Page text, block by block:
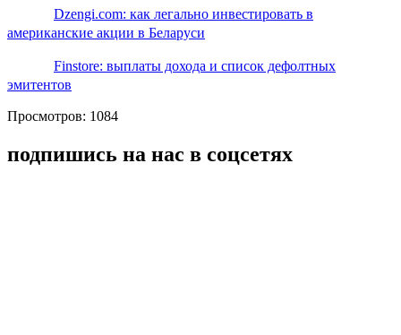
Dzengi.com: как легально инвестировать в
американские акции в Беларуси
Finstore: выплаты дохода и список дефолтных
эмитентов
Просмотров: 1084
подпишись на нас в соцсетях